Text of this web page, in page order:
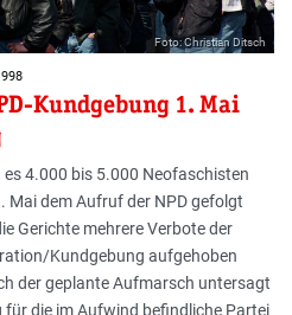
Foto: Christian Ditsch
Kundgebung 1. Mai
4.000 bis 5.000 Neofaschisten
Mai dem Aufruf der NPD gefolgt
Gerichte mehrere Verbote der
Kundgebung aufgehoben
der geplante Aufmarsch untersagt
für die im Aufwind befindliche Partei